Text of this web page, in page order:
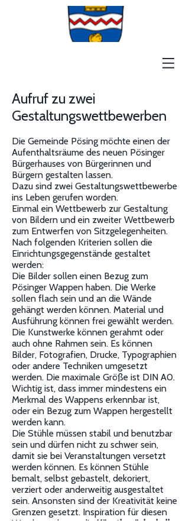
Aufruf zu zwei
Gestaltungswettbewerben
Die Gemeinde Pösing möchte einen der
Aufenthaltsräume des neuen Pösinger
Bürgerhauses von Bürgerinnen und
Bürgern gestalten lassen.
Dazu sind zwei Gestaltungswettbewerbe
ins Leben gerufen worden.
Einmal ein Wettbewerb zur Gestaltung
von Bildern und ein zweiter Wettbewerb
zum Entwerfen von Sitzgelegenheiten.
Nach folgenden Kriterien sollen die
Einrichtungsgegenstände gestaltet
werden:
Die Bilder sollen einen Bezug zum
Pösinger Wappen haben. Die Werke
sollen flach sein und an die Wände
gehängt werden können. Material und
Ausführung können frei gewählt werden.
Die Kunstwerke können gerahmt oder
auch ohne Rahmen sein. Es können
Bilder, Fotografien, Drucke, Typographien
oder andere Techniken umgesetzt
werden. Die maximale Größe ist DIN A0.
Wichtig ist, dass immer mindestens ein
Merkmal des Wappens erkennbar ist,
oder ein Bezug zum Wappen hergestellt
werden kann.
Die Stühle müssen stabil und benutzbar
sein und dürfen nicht zu schwer sein,
damit sie bei Veranstaltungen versetzt
werden können. Es können Stühle
bemalt, selbst gebastelt, dekoriert,
verziert oder anderweitig ausgestaltet
sein. Ansonsten sind der Kreativität keine
Grenzen gesetzt. Inspiration für diesen
Wettbewerb war die Künstlersäulenhalle